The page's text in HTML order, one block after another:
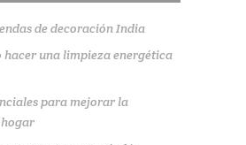
de decoración India
hacer una limpieza energética
para mejorar la